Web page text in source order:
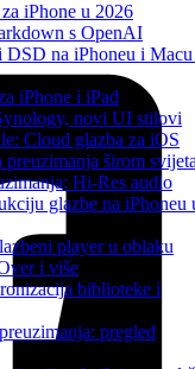
iPhone u 2026
s OpenAI
na iPhoneu i Macu
iPhone i iPad
novi UI stilovi
Cloud glazba za iOS
širom
Hi-Res audio
glazbe na iPhoneu
player u oblaku
i više
biblioteke i
pregled